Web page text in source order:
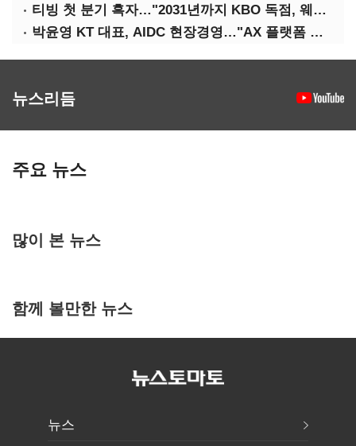
티빙 첫 분기 흑자…"2031년까지 KBO 독점, 웨이브 합병도 속도"
박윤영 KT 대표, AIDC 현장경영…"AX 플랫폼 핵심 인프라로 키운다"
뉴스리듬
주요 뉴스
많이 본 뉴스
함께 볼만한 뉴스
뉴스